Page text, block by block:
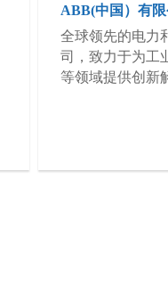
ABB(中国）有
全球领先的电力
司，致力于为工
等领域提供创新